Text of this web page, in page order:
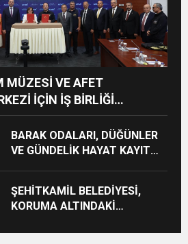
MÜZESİ VE AFET
İÇİN İŞ BİRLİĞİ
BARAK ODALARI, DÜĞÜNLER
VE GÜNDELİK HAYAT KAYIT
ŞEHİTKAMİL BELEDİYESİ,
KORUMA ALTINDAKİ
BULUŞTURUYOR